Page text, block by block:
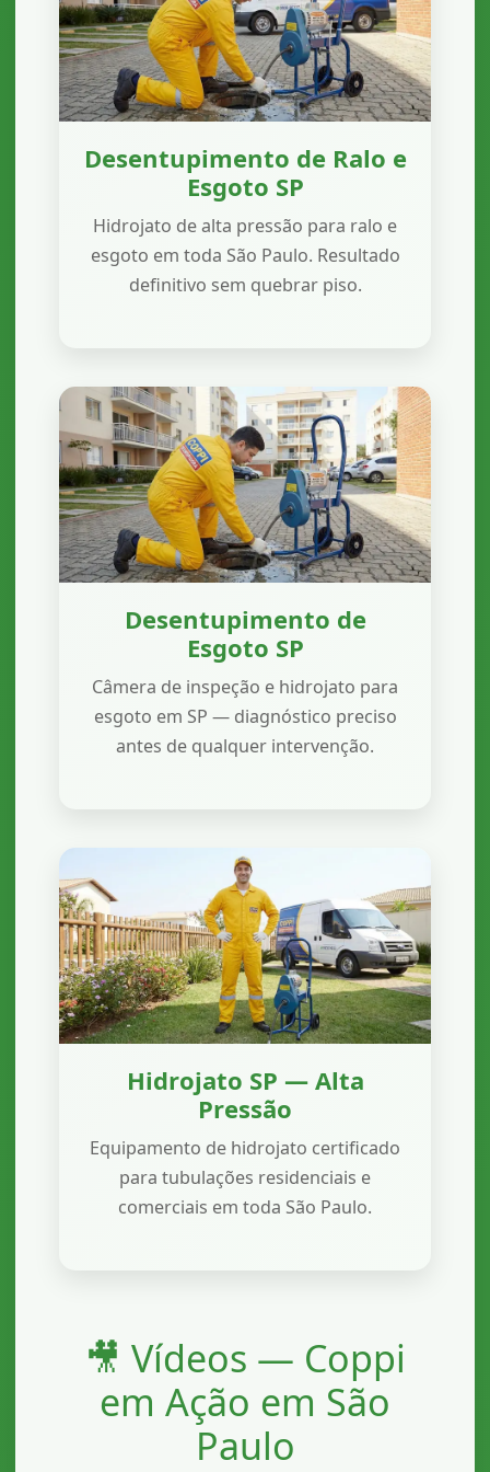
Desentupimento de Ralo e
Esgoto SP
Hidrojato de alta pressão para ralo e
esgoto em toda São Paulo. Resultado
definitivo sem quebrar piso.
Desentupimento de
Esgoto SP
Câmera de inspeção e hidrojato para
esgoto em SP — diagnóstico preciso
antes de qualquer intervenção.
Hidrojato SP — Alta
Pressão
Equipamento de hidrojato certificado
para tubulações residenciais e
comerciais em toda São Paulo.
🎥 Vídeos — Coppi
em Ação em São
Paulo